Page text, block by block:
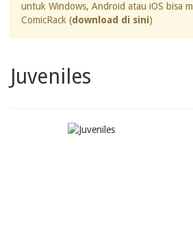
untuk Windows, Android atau iOS bisa
ComicRack (download di sini)
Juveniles